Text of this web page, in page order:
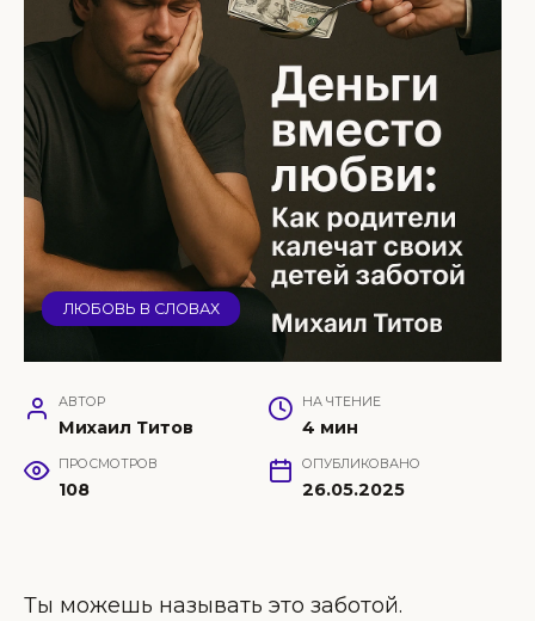
ЛЮБОВЬ В СЛОВАХ
АВТОР
Михаил Титов
НА ЧТЕНИЕ
4 мин
ПРОСМОТРОВ
108
ОПУБЛИКОВАНО
26.05.2025
Ты можешь называть это заботой.